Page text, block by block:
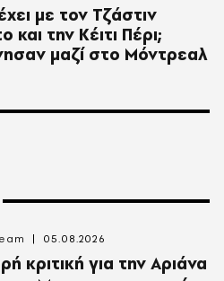
με τον Τζάστιν
και την Κέιτι Πέρι;
μαζί στο Μόντρεαλ
κριτική για την Αριάνα
05.08.2026